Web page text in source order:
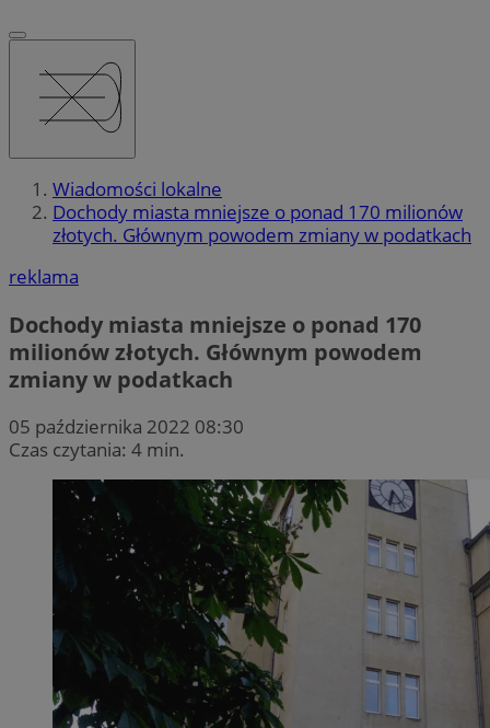
Wiadomości lokalne
Dochody miasta mniejsze o ponad 170 milionów
złotych. Głównym powodem zmiany w podatkach
reklama
Dochody miasta mniejsze o ponad 170
milionów złotych. Głównym powodem
zmiany w podatkach
05 października 2022 08:30
Czas czytania: 4 min.